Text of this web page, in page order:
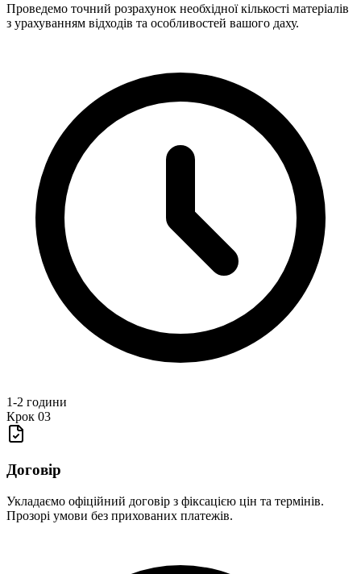
Проведемо точний розрахунок необхідної кількості матеріалів
з урахуванням відходів та особливостей вашого даху.
1-2 години
Крок 03
Договір
Укладаємо офіційний договір з фіксацією цін та термінів.
Прозорі умови без прихованих платежів.